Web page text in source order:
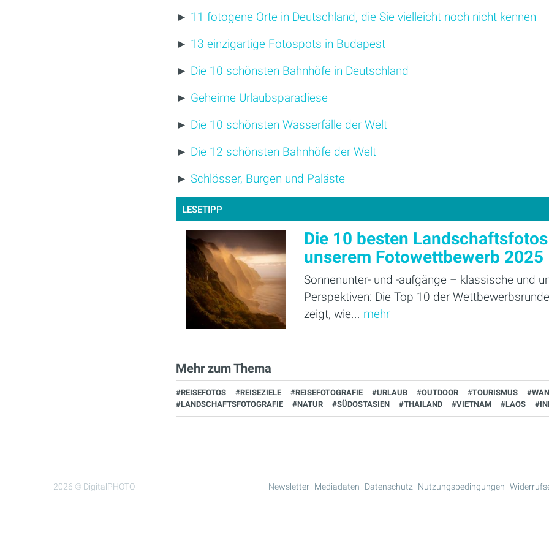
► 11 fotogene Orte in Deutschland, die Sie vielleicht noch nicht kennen
► 13 einzigartige Fotospots in Budapest
► Die 10 schönsten Bahnhöfe in Deutschland
► Geheime Urlaubsparadiese
► Die 10 schönsten Wasserfälle der Welt
► Die 12 schönsten Bahnhöfe der Welt
► Schlösser, Burgen und Paläste
LESETIPP
Die 10 besten
unserem Fotowettbewerb 2025
Sonnenunter- und -aufgänge – klassische und
Perspektiven: Die Top 10 der
zeigt, wie... mehr
Mehr zum Thema
#REISEFOTOS #REISEZIELE #REISEFOTOGRAFIE #URLAUB #OUTDOOR #TOURISMUS
#LANDSCHAFTSFOTOGRAFIE
#NATUR #SÜDOSTASIEN #THAILAND #VIETNAM #LAOS
2026 © DigitalPHOTO Newsletter Mediadaten Datenschutz Nutzungsbedingungen